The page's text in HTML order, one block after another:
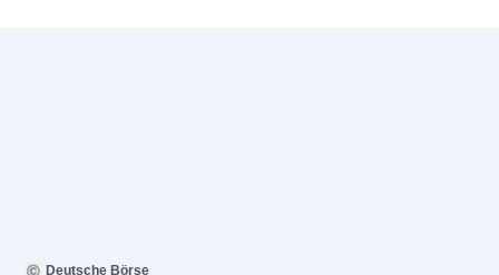
Deutsche Börse